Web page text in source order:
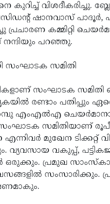
കുറിച്ച്
ഷാനവാസ് പാദൂർ,
പ്രചാരണ കമ്മിറ്റി
പറഞ്ഞു.
സംഘാടക സമിതി
സംഘാടക
രണ്ടാം
എംഎൽഎ
സമിതിയാണ്
മുഖേന ടിക്കറ്റ്
വകുപ്പ്,
ഒരുക്കും. പ്രമുഖ
സംസാരിക്കും.